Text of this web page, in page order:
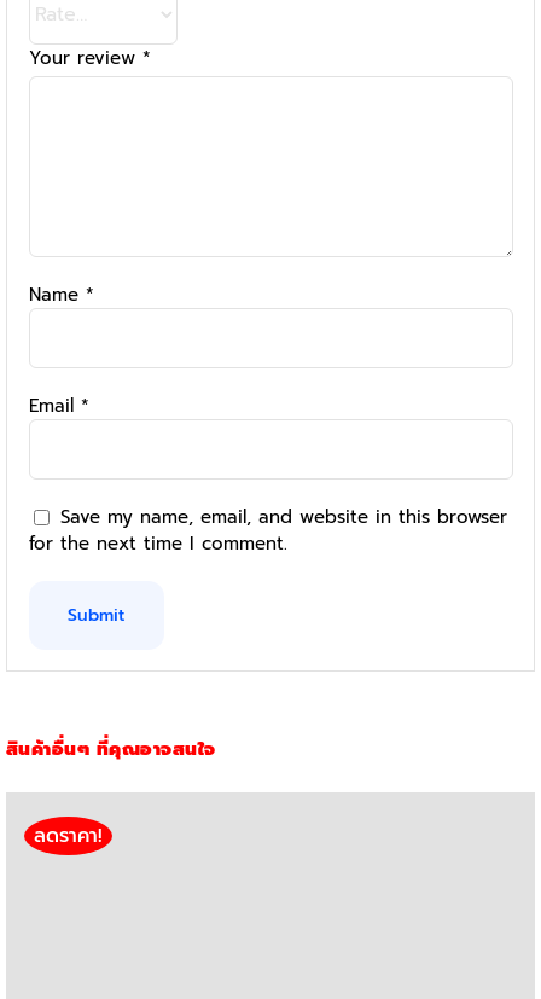
Your review *
Name *
Email *
Save my name, email, and website in this browser
for the next time I comment.
สินค้าอื่นๆ ที่คุณอาจสนใจ
ลดราคา!